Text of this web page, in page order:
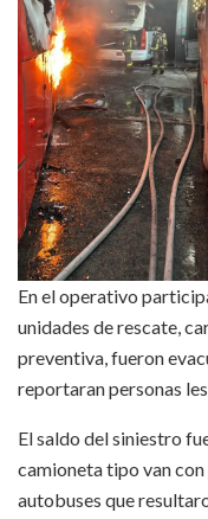
En el operativo
unidades de rescate,
preventiva, fueron
reportaran personas
El saldo del siniestro
camioneta tipo van
autobuses que